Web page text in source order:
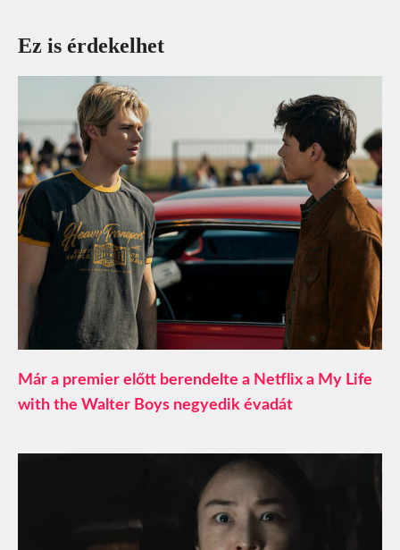
Ez is érdekelhet
Már a premier előtt berendelte a Netflix a My Life
with the Walter Boys negyedik évadát